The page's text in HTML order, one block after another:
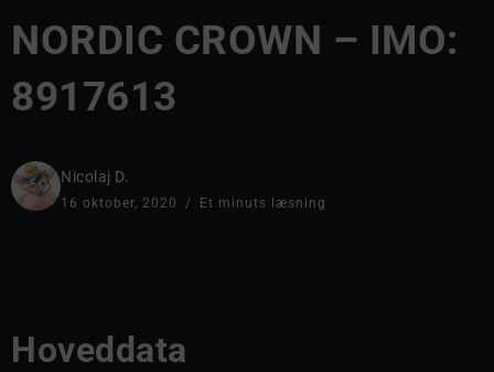
NORDIC CROWN – IMO:
8917613
Nicolaj D.
16 oktober, 2020 Et minuts læsning
Hoveddata